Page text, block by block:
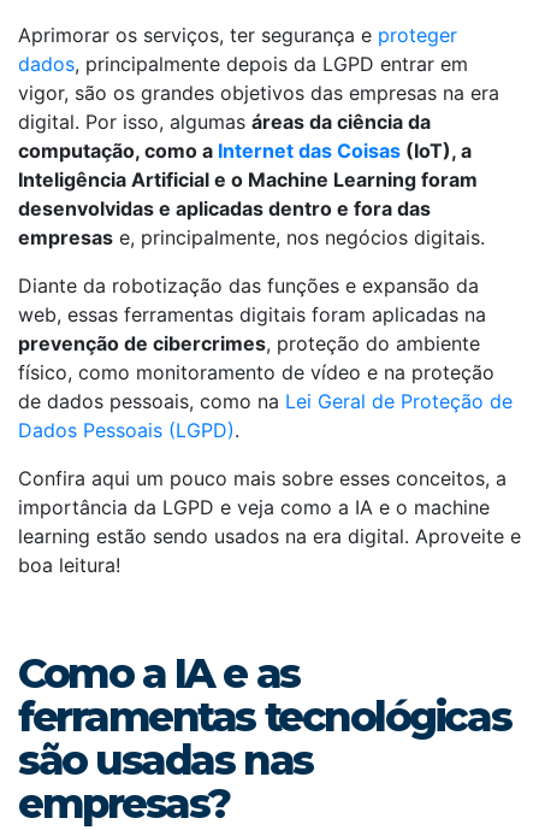
Aprimorar os serviços, ter segurança e proteger
dados, principalmente depois da LGPD entrar em
vigor, são os grandes objetivos das empresas na era
digital. Por isso, algumas áreas da ciência da
computação, como a Internet das Coisas (IoT), a
Inteligência Artificial e o Machine Learning foram
desenvolvidas e aplicadas dentro e fora das
empresas e, principalmente, nos negócios digitais.
Diante da robotização das funções e expansão da
web, essas ferramentas digitais foram aplicadas na
prevenção de cibercrimes, proteção do ambiente
físico, como monitoramento de vídeo e na proteção
de dados pessoais, como na Lei Geral de Proteção de
Dados Pessoais (LGPD).
Confira aqui um pouco mais sobre esses conceitos, a
importância da LGPD e veja como a IA e o machine
learning estão sendo usados na era digital. Aproveite e
boa leitura!
Como a IA e as
ferramentas tecnológicas
são usadas nas
empresas?